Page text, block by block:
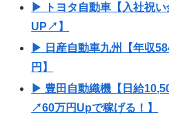
▶ トヨタ自動車【入社祝
UP↗】
▶ 日産自動車九州【年収
円】
▶ 豊田自動織機【日給
↗60万円Upで稼げる！】